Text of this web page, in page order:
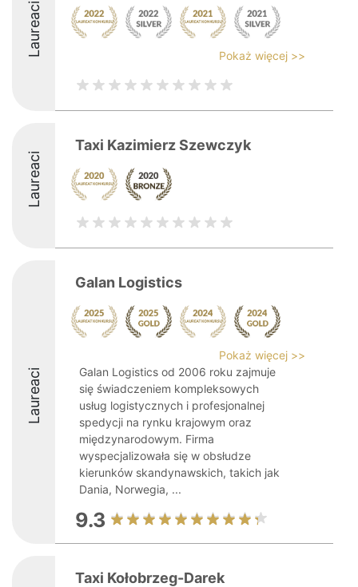
Laureaci Pokaż więcej >>
Laureaci
Taxi Kazimierz Szewczyk
Laureaci
Galan Logistics
Pokaż więcej >>
Galan Logistics od 2006 roku zajmuje
się świadczeniem kompleksowych
usług logistycznych i profesjonalnej
spedycji na rynku krajowym oraz
międzynarodowym. Firma
wyspecjalizowała się w obsłudze
kierunków skandynawskich, takich jak
Dania, Norwegia, ...
9.3
Taxi Kołobrzeg-Darek